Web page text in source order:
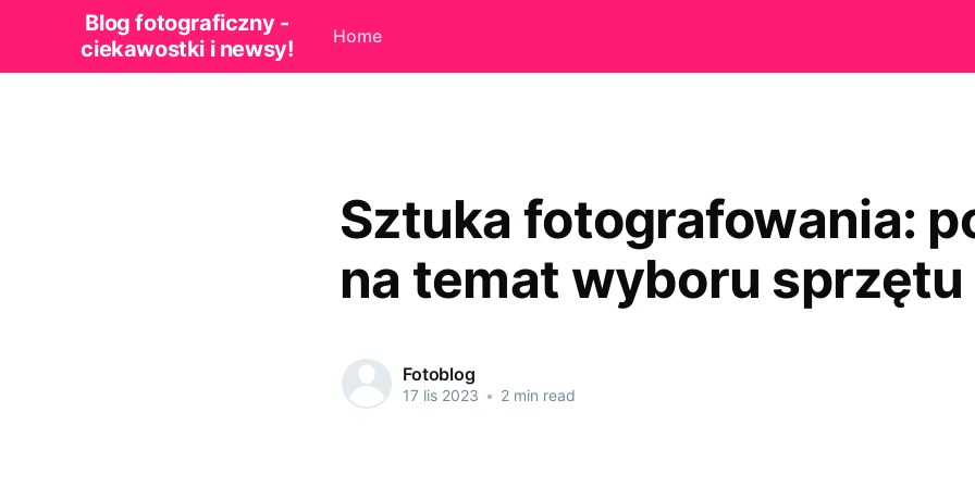
Blog fotograficzny -
ciekawostki i newsy!
Home
Sztuka fotografowania:
na temat wyboru sprzętu
Fotoblog
17 lis 2023 • 2 min read